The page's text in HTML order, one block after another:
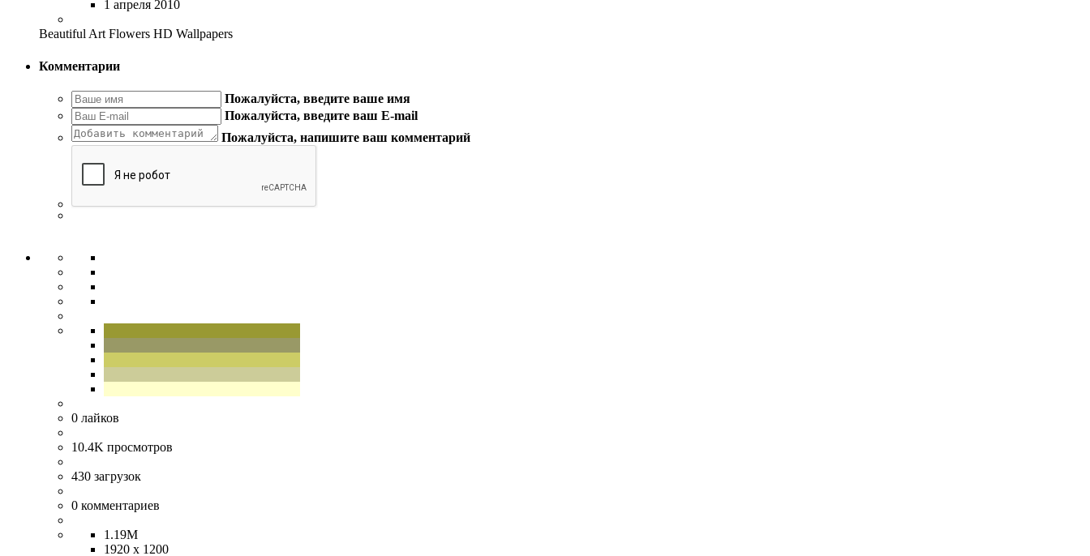
1 апреля 2010
Beautiful Art Flowers HD Wallpapers
Комментарии
Пожалуйста, введите ваше имя
Пожалуйста, введите ваш E-mail
Пожалуйста, напишите ваш комментарий
0 лайков
10.4K просмотров
430 загрузок
0 комментариев
1.19M
1920 x 1200